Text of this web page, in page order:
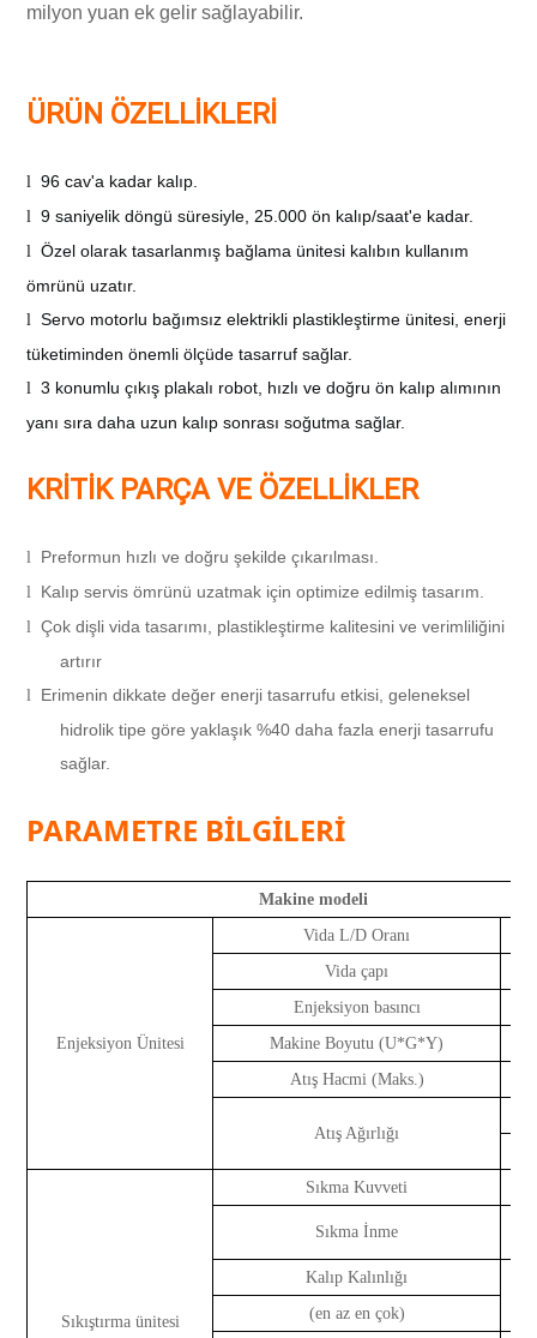
milyon yuan ek gelir sağlayabilir.
ÜRÜN ÖZELLİKLERİ
l 96 cav'a kadar kalıp.
l 9 saniyelik döngü süresiyle, 25.000 ön kalıp/saat'e kadar.
l
Özel olarak tasarlanmış bağlama ünitesi kalıbın kullanım
ömrünü uzatır.
l
Servo motorlu bağımsız elektrikli plastikleştirme ünitesi, enerji
tüketiminden önemli ölçüde tasarruf sağlar.
l
3 konumlu çıkış plakalı robot, hızlı ve doğru ön kalıp alımının
yanı sıra daha uzun kalıp sonrası soğutma sağlar.
KRİTİK PARÇA VE ÖZELLİKLER
l Preformun hızlı ve doğru şekilde çıkarılması.
l Kalıp servis ömrünü uzatmak için optimize edilmiş tasarım.
l
Çok dişli vida tasarımı, plastikleştirme kalitesini ve verimliliğini
artırır
l
Erimenin dikkate değer enerji tasarrufu etkisi, geleneksel
hidrolik tipe göre yaklaşık %40 daha fazla enerji tasarrufu
sağlar.
PARAMETRE BİLGİLERİ
Makine modeli
Enjeksiyon Ünitesi
Vida L/D Oranı
Vida çapı
Enjeksiyon basıncı
Makine Boyutu (U*G*Y)
Atış Hacmi (Maks.)
Atış Ağırlığı
Sıkıştırma ünitesi
Sıkma Kuvveti
Sıkma İnme
Kalıp Kalınlığı
(en az en çok)